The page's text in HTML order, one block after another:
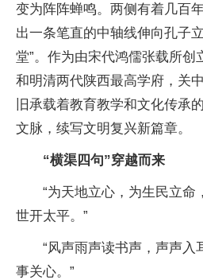
变为阵阵蝉鸣。两侧有着几百
出一条笔直的中轴线伸向孔子
堂”。作为由宋代鸿儒张载所创
和明清两代陕西最高学府，关
旧承载着教育教学和文化传承
文脉，续写文明复兴新篇章。
“横渠四句”穿越而来
“为天地立心，为生民立命
世开太平。”
“风声雨声读书声，声声入
事关心。”